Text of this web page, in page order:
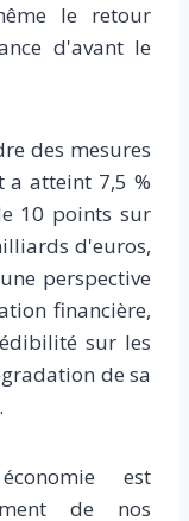
le retour
d'avant le
des mesures
a atteint 7,5 %
10 points sur
d'euros,
perspective
financière,
sur les
de sa
est
de nos